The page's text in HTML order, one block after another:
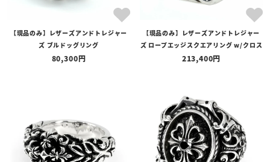
【現品のみ】レザーズアンドトレジャー
ズ ブルドッグリング
80,300
【現品のみ】レザーズアンドトレジャー
ズ ロープエッジスクエアリング w/クロス
213,400